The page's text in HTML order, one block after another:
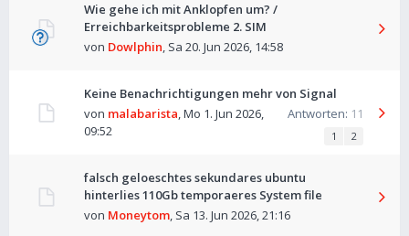
Wie gehe ich mit Anklopfen um? /
Erreichbarkeitsprobleme 2. SIM
von Dowlphin, Sa 20. Jun 2026, 14:58
Keine Benachrichtigungen mehr von Signal
Antworten: 11
von malabarista,Mo 1. Jun 2026,
09:52
1 2
falsch geloeschtes sekundares ubuntu
hinterlies 110Gb temporaeres System file
von Moneytom, Sa 13. Jun 2026, 21:16